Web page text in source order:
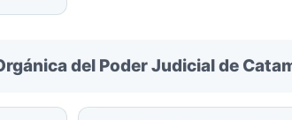
del Poder Judicial de